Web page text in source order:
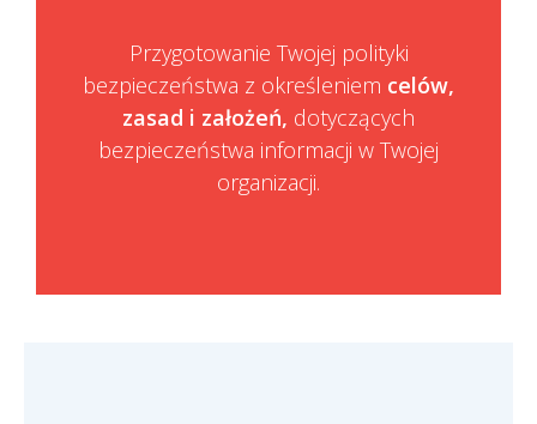
Przygotowanie Twojej polityki
bezpieczeństwa z określeniem celów,
zasad i założeń, dotyczących
bezpieczeństwa informacji w Twojej
organizacji.